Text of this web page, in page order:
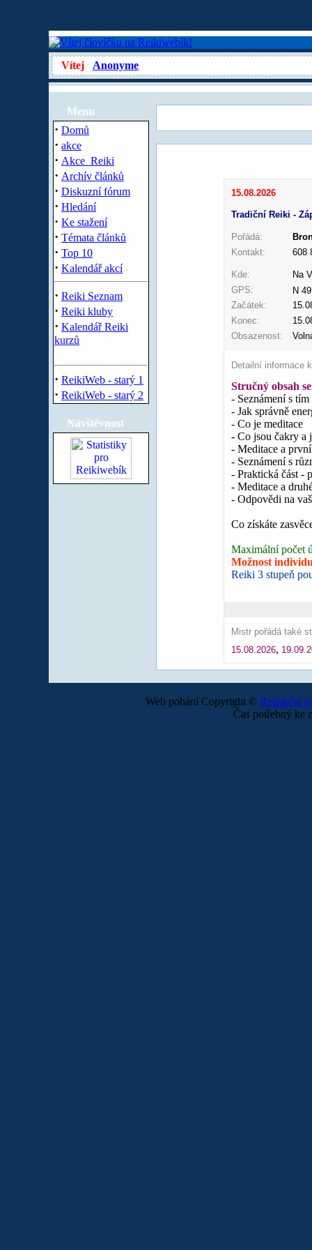
Vítej Anonyme
Menu
· Domů
· akce
· Akce_Reiki
· Archív článků
· Diskuzní fórum
· Hledání
· Ke stažení
· Témata článků
· Top 10
· Kalendář akcí
· Reiki Seznam
· Reiki kluby
· Kalendář Reiki
kurzů
· ReikiWeb - starý 1
· ReikiWeb - starý 2
Návštěvnost
15.08.2026
Tradiční Reiki -
Pořádá:
Kontakt:
Kde:
Na
GPS:
N
Začátek:
Konec:
Obsazenost:
Detailní informace
Stručný obsah
- Seznámení s
- Jak správně
- Co je meditace
- Co jsou čakry a
- Meditace a
- Seznámení s
- Praktická část -
- Meditace a
- Odpovědi na
Co získáte
Maximální počet
Možnost
Reiki 3 stupeň
Mistr pořádá také
15.08.2026,
Web pohání Copyright © Redakční
Čas potřebný ke